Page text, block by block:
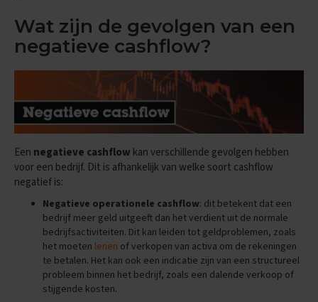
t
s
c
h
p
i
j
u
n
d
E
x
a
m
e
n
Wat zijn de gevolgen van een
negatieve cashflow?
Een negatieve cashflow kan verschillende gevolgen hebben
voor een bedrijf. Dit is afhankelijk van welke soort cashflow
negatief is:
Negatieve operationele cashflow: dit betekent dat een
bedrijf meer geld uitgeeft dan het verdient uit de normale
bedrijfsactiviteiten. Dit kan leiden tot geldproblemen, zoals
het moeten lenen of verkopen van activa om de rekeningen
te betalen. Het kan ook een indicatie zijn van een structureel
probleem binnen het bedrijf, zoals een dalende verkoop of
stijgende kosten.